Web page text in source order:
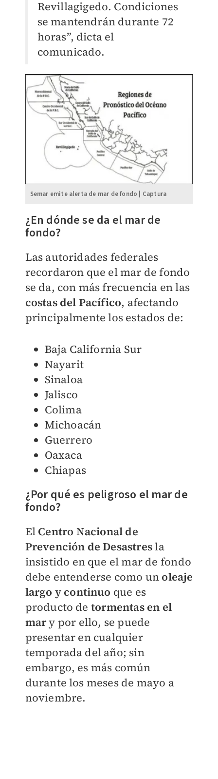
Revillagigedo. Condiciones
se mantendrán durante 72
horas”, dicta el
comunicado.
Semar emite alerta de mar de fondo | Captura
¿En dónde se da el mar de
fondo?
Las autoridades federales
recordaron que el mar de fondo
se da, con más frecuencia en las
costas del Pacífico, afectando
principalmente los estados de:
Baja California Sur
Nayarit
Sinaloa
Jalisco
Colima
Michoacán
Guerrero
Oaxaca
Chiapas
¿Por qué es peligroso el mar de
fondo?
El Centro Nacional de
Prevención de Desastresla
insistido en que el mar de fondo
debe entenderse como un oleaje
largo y continuo que es
producto de tormentas en el
mary por ello, se puede
presentar en cualquier
temporada del año; sin
embargo, es más común
durante los meses de mayo a
noviembre.